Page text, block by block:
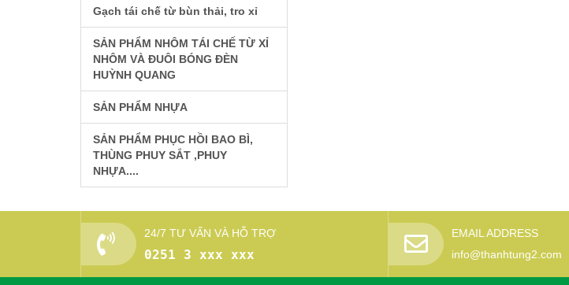
Gạch tái chế từ bùn thải, tro xỉ
SẢN PHẨM NHÔM TÁI CHẾ TỪ XỈ
NHÔM VÀ ĐUÔI BÓNG ĐÈN
HUỲNH QUANG
SẢN PHẨM NHỰA
SẢN PHẨM PHỤC HỒI BAO BÌ,
THÙNG PHUY SẮT ,PHUY
NHỰA....
24/7 TƯ VẤN VÀ HỖ TRỢ
0251 3 xxx xxx
EMAIL ADDRESS
info@thanhtung2.com